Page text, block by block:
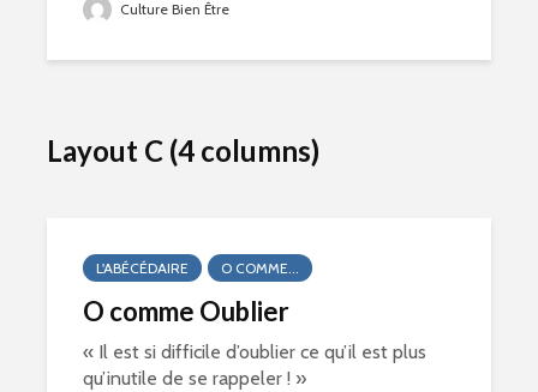
Culture Bien Être
Layout C (4 columns)
L'ABÉCÉDAIRE O COMME...
O comme Oublier
« Il est si difficile d’oublier ce qu’il est plus
qu’inutile de se rappeler ! »